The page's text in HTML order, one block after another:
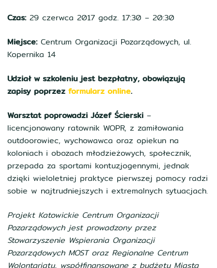
Czas:29 czerwca 2017 godz. 17:30 – 20:30
Miejsce:Centrum Organizacji Pozarządowych, ul.
Kopernika 14
Udział w szkoleniu jest bezpłatny, obowiązują
zapisy poprzez formularz online.
Warsztat poprowadzi Józef Ścierski –
licencjonowany ratownik WOPR, z zamiłowania
outdoorowiec, wychowawca oraz opiekun na
koloniach i obozach młodzieżowych, społecznik,
przepada za sportami kontuzjogennymi, jednak
dzięki wieloletniej praktyce pierwszej pomocy radzi
sobie w najtrudniejszych i extremalnych sytuacjach.
Projekt Katowickie Centrum Organizacji
Pozarządowych jest prowadzony przez
Stowarzyszenie Wspierania Organizacji
Pozarządowych MOST oraz Regionalne Centrum
Wolontariatu, współfinansowane z budżetu Miasta